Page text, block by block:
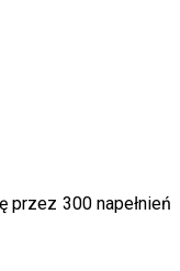
przez 300 napełnień